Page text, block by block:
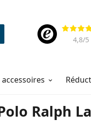
Évaluation
4,8/5
Ralph